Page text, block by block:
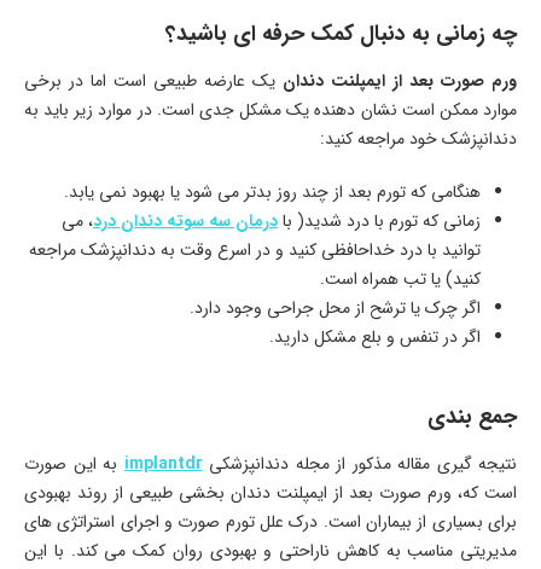
چه زمانی به دنبال کمک حرفه ای باشید؟
ورم صورت بعد از ایمپلنت دندان یک عارضه طبیعی است اما در برخی
موارد ممکن است نشان دهنده یک مشکل جدی است. در موارد زیر باید به
دندانپزشک خود مراجعه کنید:
هنگامی که تورم بعد از چند روز بدتر می شود یا بهبود نمی یابد.
زمانی که تورم با درد شدید( بادرمان سه سوته دندان درد، می
توانید با درد خداحافظی کنید و در اسرع وقت به دندانپزشک مراجعه
کنید) یا تب همراه است.
اگر چرک یا ترشح از محل جراحی وجود دارد.
اگر در تنفس و بلع مشکل دارید.
جمع بندی
نتیجه گیری مقاله مذکور از مجله دندانپزشکیimplantdr به این صورت
است که، ورم صورت بعد از ایمپلنت دندان بخشی طبیعی از روند بهبودی
برای بسیاری از بیماران است. درک علل تورم صورت و اجرای استراتژی های
مدیریتی مناسب به کاهش ناراحتی و بهبودی روان کمک می کند. با این